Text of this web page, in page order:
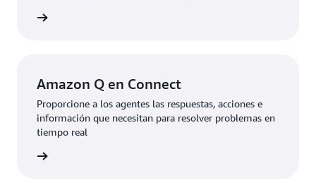
Amazon Q en Connect
Proporcione a los agentes las respuestas, acciones e
información que necesitan para resolver problemas en
tiempo real